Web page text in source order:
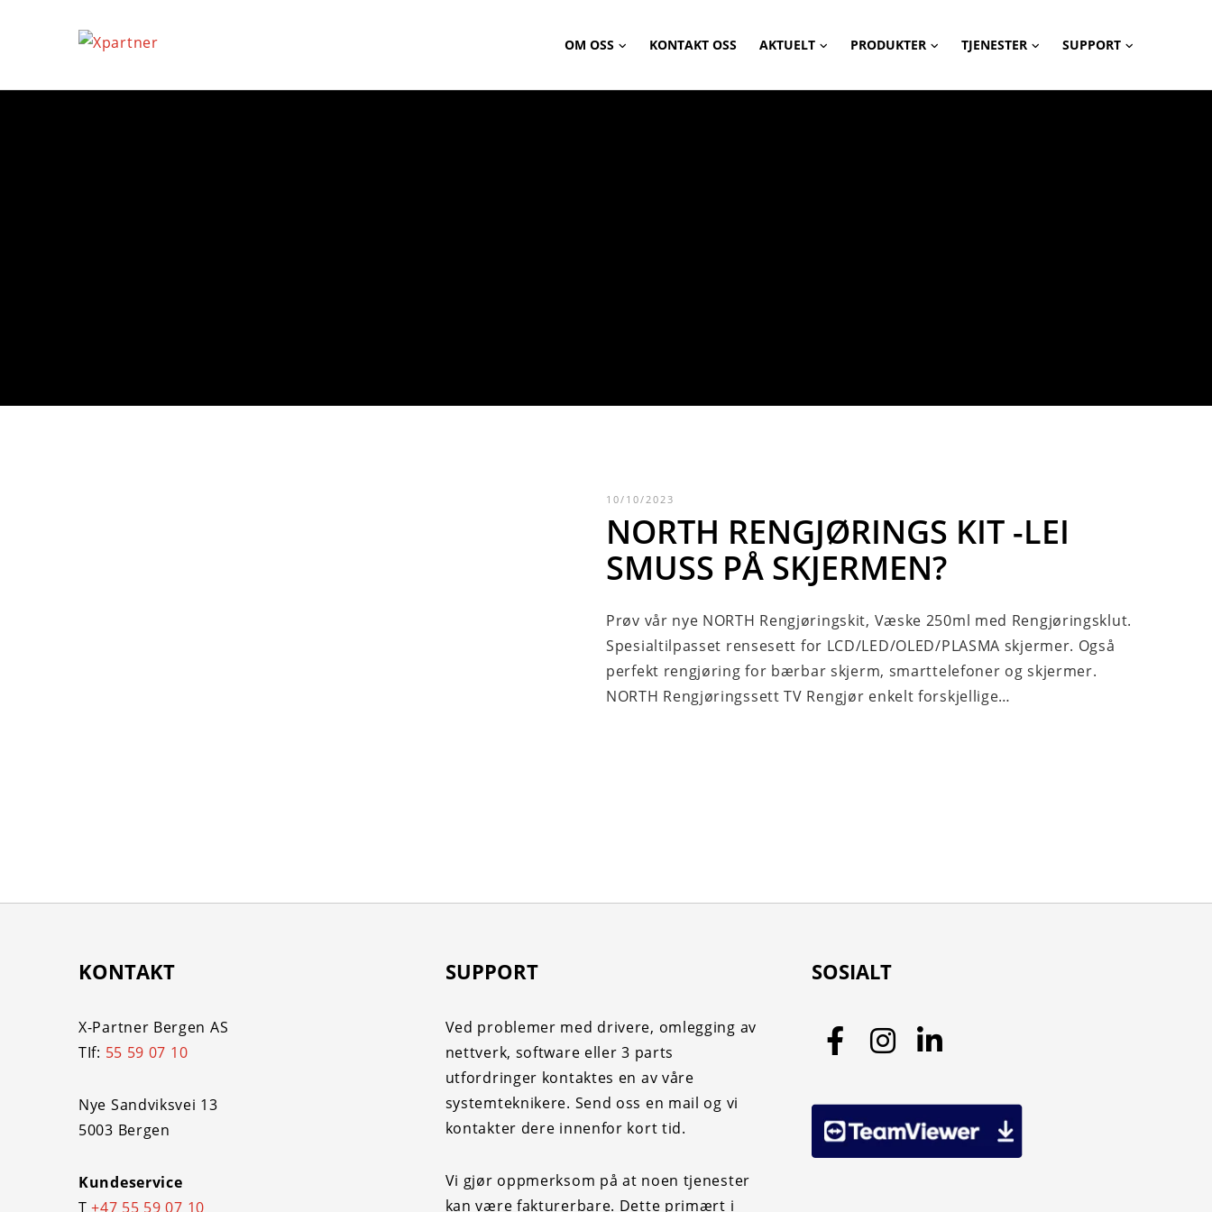
OM OSS KONTAKT OSS AKTUELT PRODUKTER TJENESTER SUPPORT
10/10/2023
NORTH RENGJØRINGS KIT -LEI
SMUSS PÅ SKJERMEN?
Prøv vår nye NORTH Rengjøringskit, Væske 250ml med Rengjøringsklut.
Spesialtilpasset rensesett for LCD/LED/OLED/PLASMA skjermer. Også
perfekt rengjøring for bærbar skjerm, smarttelefoner og skjermer.
NORTH Rengjøringssett TV Rengjør enkelt forskjellige…
KONTAKT
X-Partner Bergen AS
TIf: 55 59 07 10
Nye Sandviksvei 13
5003 Bergen
Kundeservice
T+47 55 59 07 10
SUPPORT
Ved problemer med drivere, omlegging av
nettverk, software eller 3 parts
utfordringer kontaktes en av våre
systemteknikere. Send oss en mail og vi
kontakter dere innenfor kort tid.
Vi gjør oppmerksom på at noen tjenester
kan være fakturerbare. Dette primært i
SOSIALT
Facebook